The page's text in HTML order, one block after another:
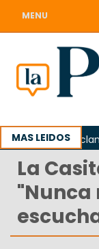
MENU
MAS LEIDOS
Odarda reclamó
La
"Nunca